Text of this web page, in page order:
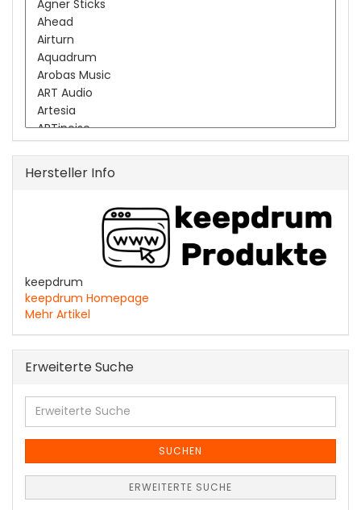
Hersteller Info
keepdrum
keepdrum Homepage
Mehr Artikel
Erweiterte Suche
Erweiterte
Suche
SUCHEN
ERWEITERTE SUCHE